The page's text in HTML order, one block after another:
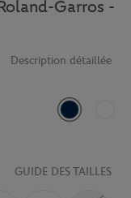
Garros -
Description détaillée
Bleu Marine
GUIDE DES TAILLES